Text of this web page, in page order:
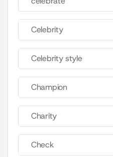
Celebrity
Celebrity style
Champion
Charity
Check